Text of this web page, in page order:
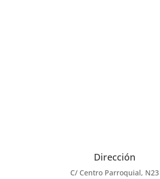
Dirección
C/ Centro Parroquial, N23